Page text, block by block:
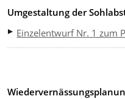
Umgestaltung der
Einzelentwurf Nr. 1 zum